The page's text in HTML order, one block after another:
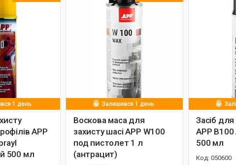
1 день
APP
500 мл
Залишився 1 день
Воскова маса для
захисту шасі APP W100
под пистолет 1 л
(антрацит)
Засіб для
APP
500 мл
050600